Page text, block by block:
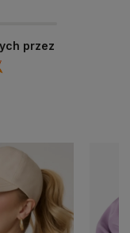
przez